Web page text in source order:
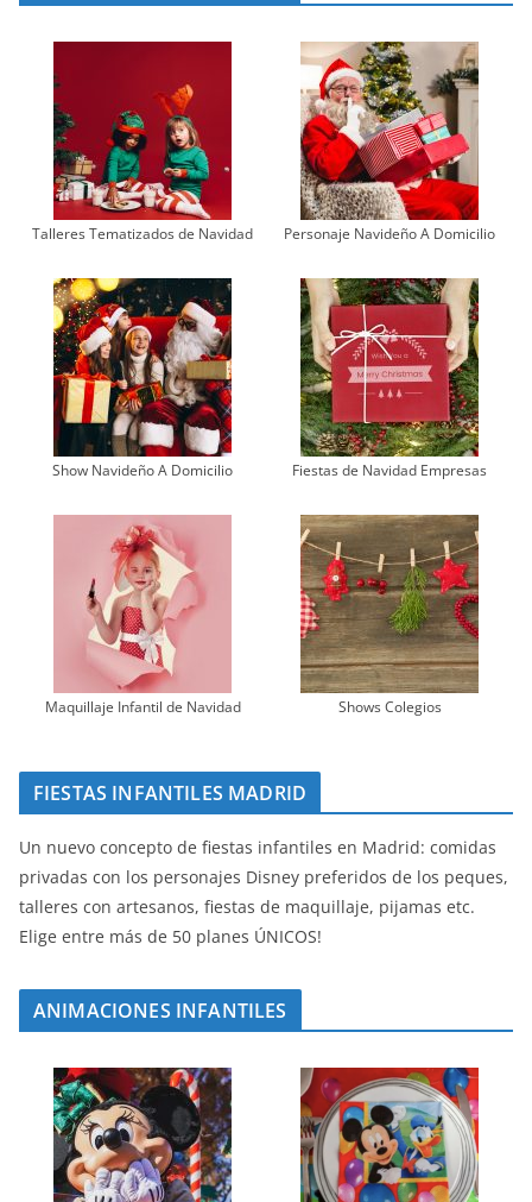
Talleres Tematizados de Navidad Personaje Navideño A Domicilio
Show Navideño A Domicilio Fiestas de Navidad Empresas
Maquillaje Infantil de Navidad Shows Colegios
FIESTAS INFANTILES MADRID
Un nuevo concepto de fiestas infantiles en Madrid: comidas
privadas con los personajes Disney preferidos de los peques,
talleres con artesanos, fiestas de maquillaje, pijamas etc.
Elige entre más de 50 planes ÚNICOS!
ANIMACIONES INFANTILES